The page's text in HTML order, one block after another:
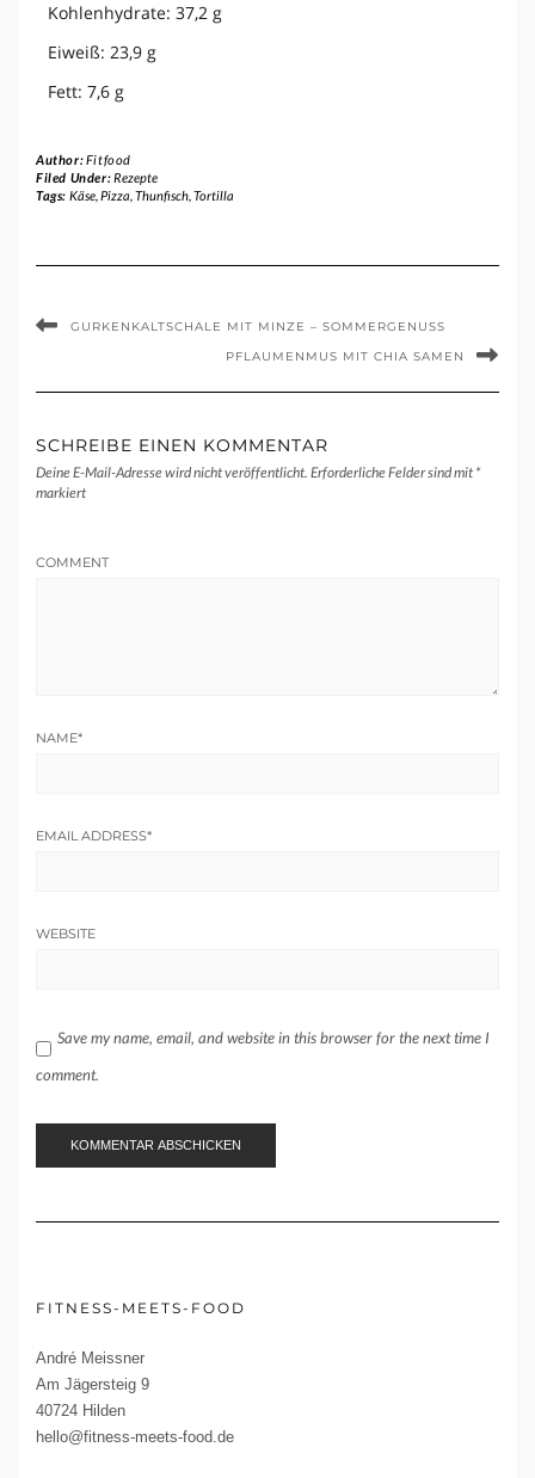
Kohlenhydrate: 37,2 g
Eiweiß: 23,9 g
Fett: 7,6 g
Author:Fitfood
Filed Under:Rezepte
Tags: Käse, Pizza, Thunfisch, Tortilla
GURKENKALTSCHALE MIT MINZE – SOMMERGENUSS
PFLAUMENMUS MIT CHIA SAMEN
SCHREIBE EINEN KOMMENTAR
Deine E-Mail-Adresse wird nicht veröffentlicht. Erforderliche Felder sind mit *
markiert
COMMENT
NAME*
EMAIL ADDRESS*
WEBSITE
Save my name, email, and website in this browser for the next time I
comment.
FITNESS-MEETS-FOOD
André Meissner
Am Jägersteig 9
40724 Hilden
hello@fitness-meets-food.de